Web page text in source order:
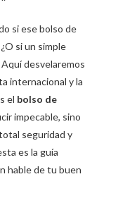
si ese bolso de
si un simple
desvelaremos
internacional y la
el bolso de
impecable, sino
seguridad y
es la guía
hable de tu buen